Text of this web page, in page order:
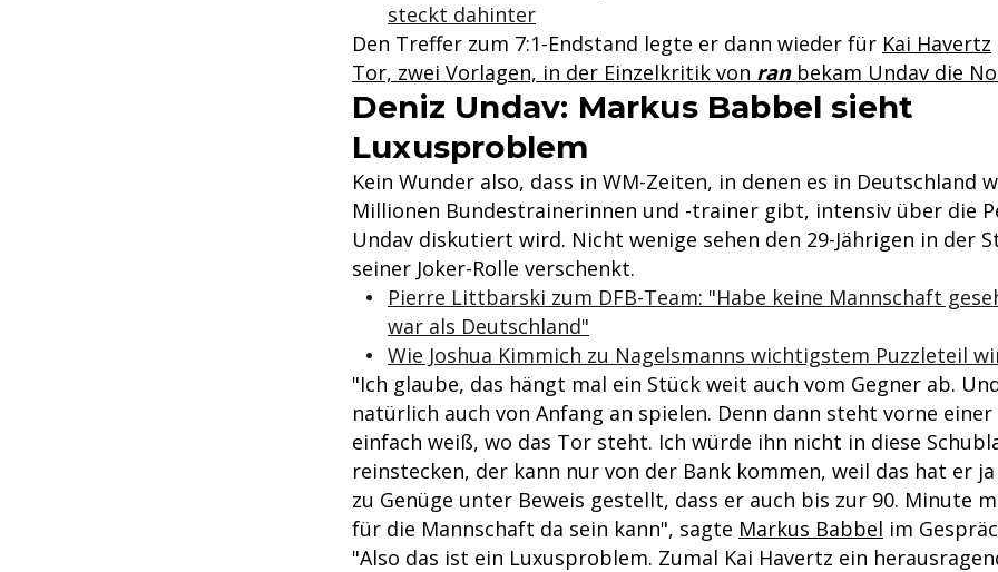
steckt dahinter
Den Treffer zum 7:1-Endstand legte er dann wieder für Kai Havertz
Tor, zwei Vorlagen, in der Einzelkritik von ranbekam Undav die
Deniz Undav: Markus Babbel sieht
Luxusproblem
Kein Wunder also, dass in WM-Zeiten, in denen es in Deutschland
Millionen Bundestrainerinnen und -trainer gibt, intensiv über die
Undav diskutiert wird. Nicht wenige sehen den 29-Jährigen in der
seiner Joker-Rolle verschenkt.
Pierre Littbarski zum DFB-Team: "Habe keine Mannschaft
war als Deutschland"
Wie Joshua Kimmich zu Nagelsmanns wichtigstem Puzzleteil
"Ich glaube, das hängt mal ein Stück weit auch vom Gegner ab.
natürlich auch von Anfang an spielen. Denn dann steht vorne
einfach weiß, wo das Tor steht. Ich würde ihn nicht in diese
reinstecken, der kann nur von der Bank kommen, weil das hat er
zu Genüge unter Beweis gestellt, dass er auch bis zur 90. Minute
für die Mannschaft da sein kann", sagte Markus Babbel im
"Also das ist ein Luxusproblem. Zumal Kai Havertz ein